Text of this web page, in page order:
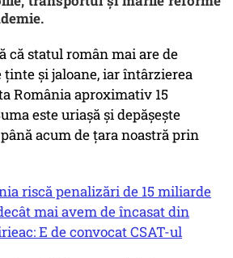
că statul român mai are de
și jaloane, iar întârzierea
România aproximativ 15
este uriașă și depășește
acum de țara noastră prin
riscă penalizări de 15 miliarde
mai avem de încasat din
E de convocat CSAT-ul